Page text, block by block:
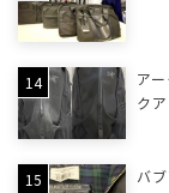
ア
ク
バ